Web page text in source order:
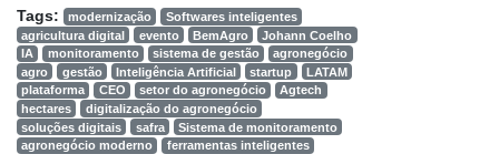
Tags: modernização
Softwares inteligentes
agricultura digital
evento BemAgro
Johann Coelho
IA
monitoramento sistema de gestão
agronegócio
agro
gestão Inteligência Artificial startup
LATAM
plataforma
CEO setor do agronegócio
Agtech
hectares
digitalização do agronegócio
soluções digitais
safra
Sistema de monitoramento
agronegócio moderno
ferramentas inteligentes